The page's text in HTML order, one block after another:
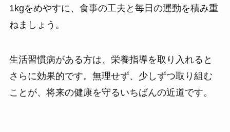
1kgをめやすに、食事の工夫と毎日の運動を積み重
ねましょう。
生活習慣病がある方は、栄養指導を取り入れると
さらに効果的です。無理せず、少しずつ取り組む
ことが、将来の健康を守るいちばんの近道です。